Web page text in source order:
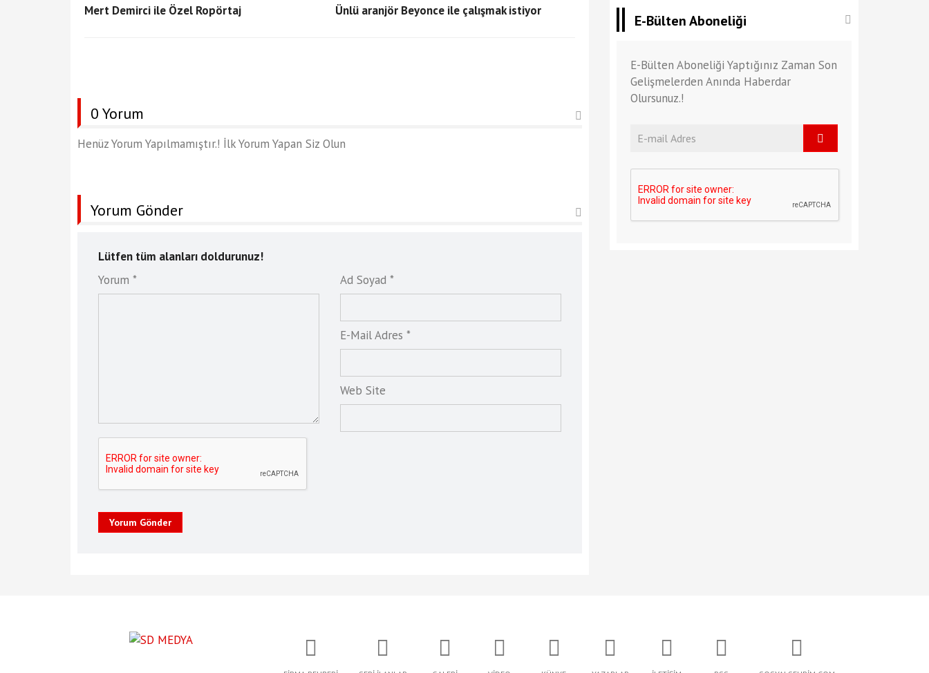
Mert Demirci ile Özel Ropörtaj Ünlü aranjör Beyonce ile çalışmak istiyor
0 Yorum
Henüz Yorum Yapılmamıştır.! İlk Yorum Yapan Siz Olun
Yorum Gönder
Lütfen tüm alanları doldurunuz!
Yorum *
Ad Soyad *
E-Mail Adres *
Web Site
Yorum Gönder
E-Bülten Aboneliği
E-Bülten Aboneliği Yaptığınız Zaman Son
Gelişmelerden Anında Haberdar
Olursunuz.!